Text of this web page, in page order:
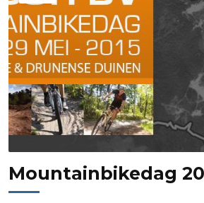
Mountainbikedag